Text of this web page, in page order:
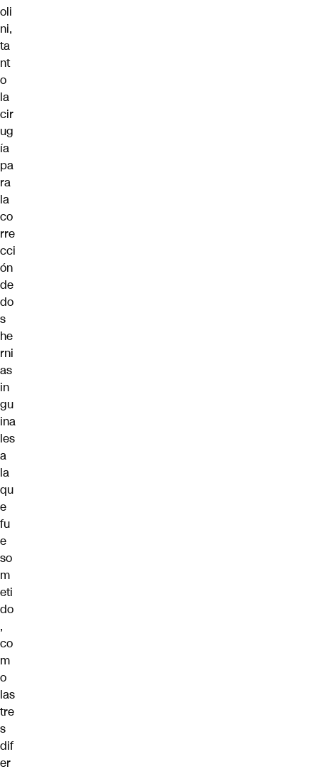
oli
ni,
ta
nt
o
la
cir
ug
ía
pa
ra
la
co
rre
cci
ón
de
do
s
he
rni
as
in
gu
ina
les
a
la
qu
e
fu
e
so
m
eti
do
,
co
m
o
las
tre
s
dif
er